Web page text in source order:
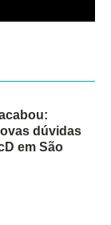
dúvidas
em São